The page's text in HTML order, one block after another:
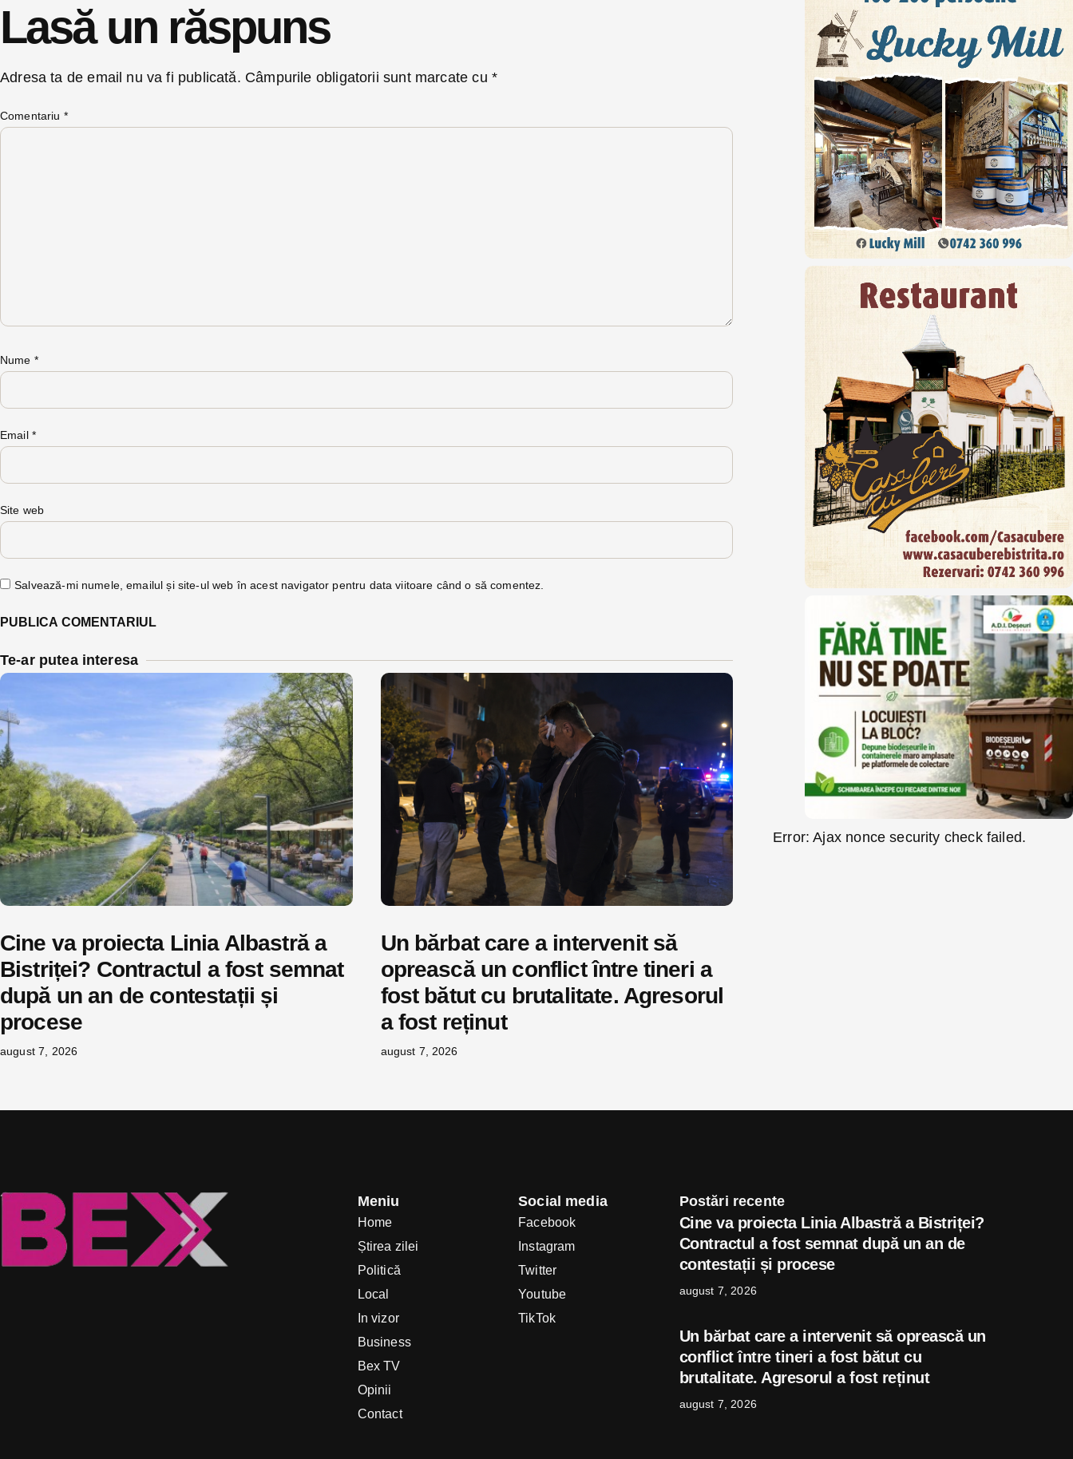
Lasă un răspuns
Adresa ta de email nu va fi publicată. Câmpurile obligatorii sunt marcate cu *
Comentariu *
Nume *
Email *
Site web
Salvează-mi numele, emailul și site-ul web în acest navigator pentru data viitoare când o să comentez.
Te-ar putea interesa
Cine va proiecta Linia Albastră a
Bistriței? Contractul a fost semnat
după un an de contestații și
procese
august 7, 2026
Un bărbat care a intervenit să
oprească un conflict între tineri a
fost bătut cu brutalitate. Agresorul
a fost reținut
august 7, 2026
Error: Ajax nonce security check failed.
Meniu
Home
Știrea zilei
Politică
Local
In vizor
Business
Bex TV
Opinii
Contact
Social media
Facebook
Instagram
Twitter
Youtube
TikTok
Postări recente
Cine va proiecta Linia Albastră a Bistriței?
Contractul a fost semnat după un an de
contestații și procese
august 7, 2026
Un bărbat care a intervenit să oprească un
conflict între tineri a fost bătut cu
brutalitate. Agresorul a fost reținut
august 7, 2026